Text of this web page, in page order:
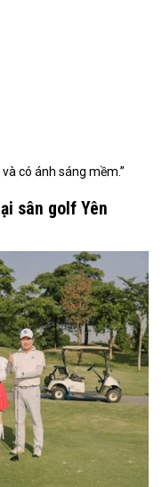
có ánh sáng mềm.”
sân golf Yên